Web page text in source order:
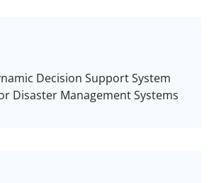
Decision Support System
Disaster Management Systems